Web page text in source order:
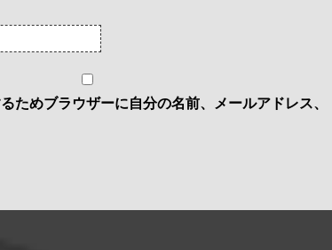
ためブラウザーに自分の名前、メールアドレス、